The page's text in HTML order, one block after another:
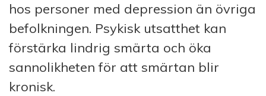
hos personer med depression än övriga
befolkningen. Psykisk utsatthet kan
förstärka lindrig smärta och öka
sannolikheten för att smärtan blir
kronisk.